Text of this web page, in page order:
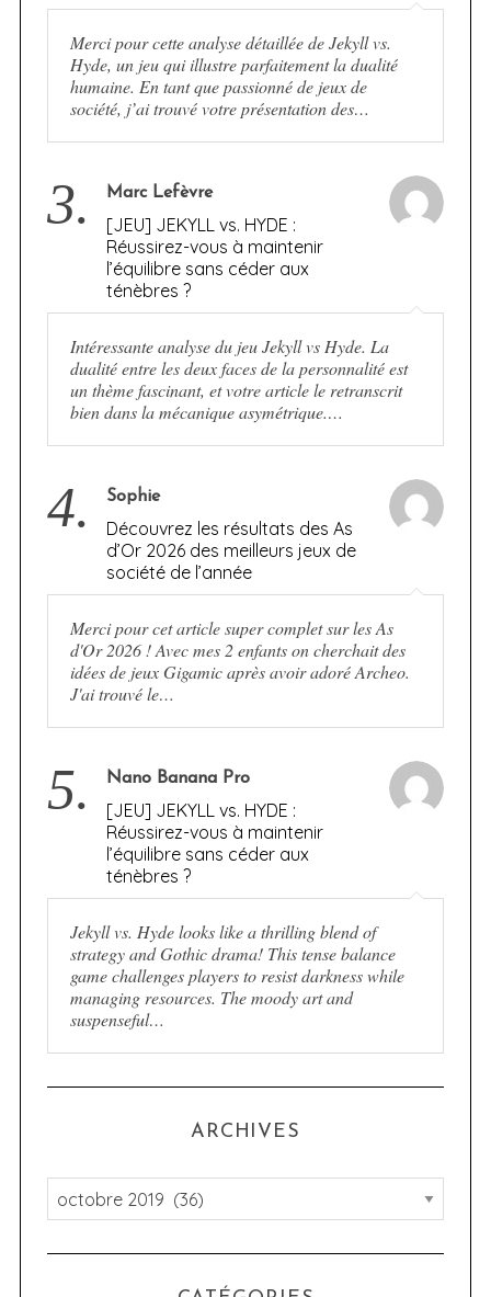
Merci pour cette analyse détaillée de Jekyll vs.
Hyde, un jeu qui illustre parfaitement la dualité
humaine. En tant que passionné de jeux de
société, j’ai trouvé votre présentation des…
3. Marc Lefèvre
[JEU] JEKYLL vs. HYDE :
Réussirez-vous à maintenir
l’équilibre sans céder aux
ténèbres ?
Intéressante analyse du jeu Jekyll vs Hyde. La
dualité entre les deux faces de la personnalité est
un thème fascinant, et votre article le retranscrit
bien dans la mécanique asymétrique.…
4. Sophie
Découvrez les résultats des As
d’Or 2026 des meilleurs jeux de
société de l’année
Merci pour cet article super complet sur les As
d'Or 2026 ! Avec mes 2 enfants on cherchait des
idées de jeux Gigamic après avoir adoré Archeo.
J'ai trouvé le…
5. Nano Banana Pro
[JEU] JEKYLL vs. HYDE :
Réussirez-vous à maintenir
l’équilibre sans céder aux
ténèbres ?
Jekyll vs. Hyde looks like a thrilling blend of
strategy and Gothic drama! This tense balance
game challenges players to resist darkness while
managing resources. The moody art and
suspenseful…
ARCHIVES
r
c